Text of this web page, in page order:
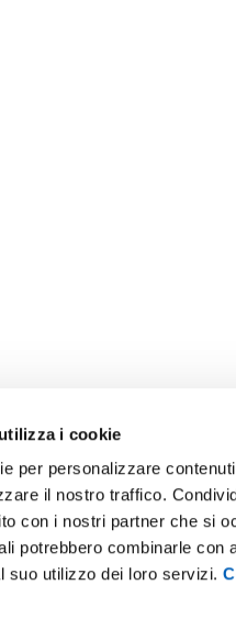
i cookie
per personalizzare
il nostro traffico.
con i nostri partner che si
potrebbero combinarle con
suo utilizzo dei loro servizi.
ALUMNI E AMICI
PARMA